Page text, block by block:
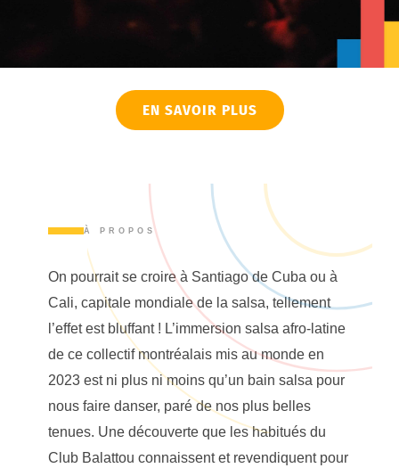
EN SAVOIR PLUS
À PROPOS
On pourrait se croire à Santiago de Cuba ou à
Cali, capitale mondiale de la salsa, tellement
l’effet est bluffant ! L’immersion salsa afro-latine
de ce collectif montréalais mis au monde en
2023 est ni plus ni moins qu’un bain salsa pour
nous faire danser, paré de nos plus belles
tenues. Une découverte que les habitués du
Club Balattou connaissent et revendiquent pour